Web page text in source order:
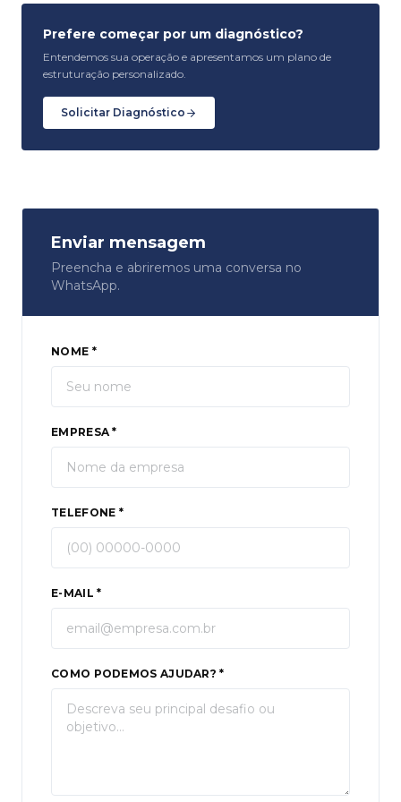
Prefere começar por um diagnóstico?
Entendemos sua operação e apresentamos um plano de
estruturação personalizado.
Solicitar Diagnóstico
Enviar mensagem
Preencha e abriremos uma conversa no
WhatsApp.
NOME *
EMPRESA *
TELEFONE *
E-MAIL *
COMO PODEMOS AJUDAR? *